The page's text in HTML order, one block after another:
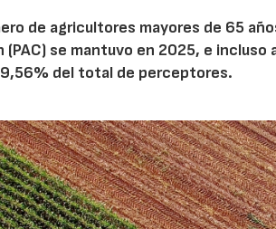
de agricultores mayores de 65
(PAC) se mantuvo en 2025, e
del total de perceptores.